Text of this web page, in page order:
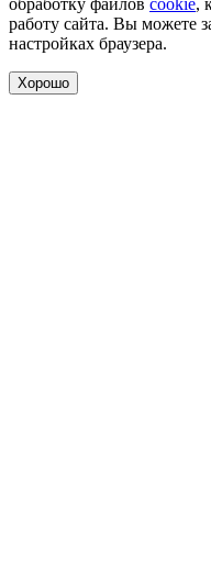
работу сайта. Вы можете
настройках браузера.
Хорошо